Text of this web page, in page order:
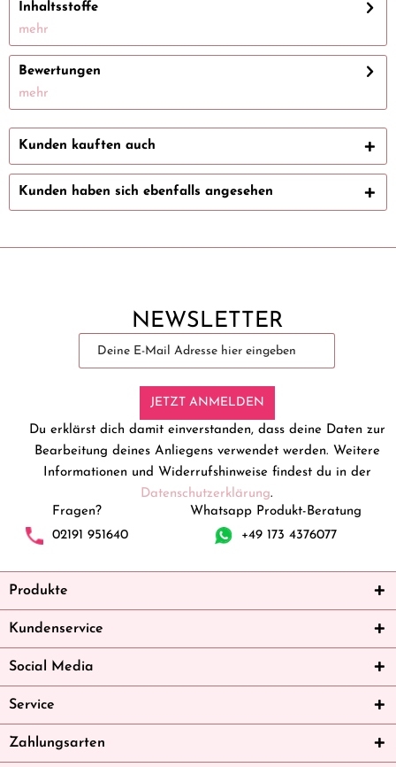
Inhaltsstoffe
mehr
Bewertungen
mehr
Kunden kauften auch
Kunden haben sich ebenfalls angesehen
NEWSLETTER
JETZT ANMELDEN
Du erklärst dich damit einverstanden, dass deine Daten zur
Bearbeitung deines Anliegens verwendet werden. Weitere
Informationen und Widerrufshinweise findest du in der
Datenschutzerklärung.
Fragen?
02191 951640
Whatsapp Produkt-Beratung
+49 173 4376077
Produkte
Kundenservice
Social Media
Service
Zahlungsarten